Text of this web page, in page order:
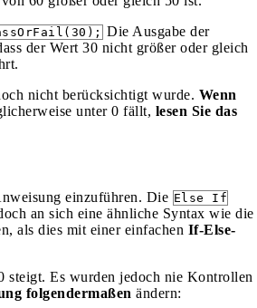
Die Ausgabe der
der Wert 30 nicht größer oder gleich
nicht berücksichtigt wurde. Wenn
unter 0 fällt, lesen Sie das
einzuführen. Die Else If
an sich eine ähnliche Syntax wie die
als dies mit einer einfachen If-Else-
steigt. Es wurden jedoch nie Kontrollen
folgendermaßen ändern: